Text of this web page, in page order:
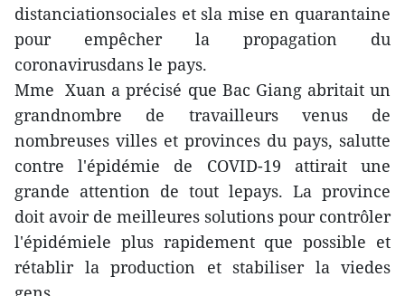
distanciationsociales et sla mise en quarantaine
pour empêcher la propagation du
coronavirusdans le pays.
Mme Xuan a précisé que Bac Giang abritait un
grandnombre de travailleurs venus de
nombreuses villes et provinces du pays, salutte
contre l'épidémie de COVID-19 attirait une
grande attention de tout lepays. La province
doit avoir de meilleures solutions pour contrôler
l'épidémiele plus rapidement que possible et
rétablir la production et stabiliser la viedes